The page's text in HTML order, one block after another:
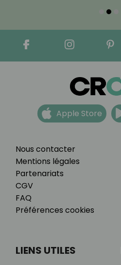
Nous contacter
Mentions légales
Partenariats
CGV
FAQ
Préférences cookies
Apple Store
LIENS UTILES